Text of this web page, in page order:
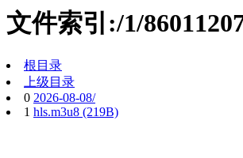
文件索引:/1/
根目录
上级目录
0 2026-08-08/
1 hls.m3u8 (219B)